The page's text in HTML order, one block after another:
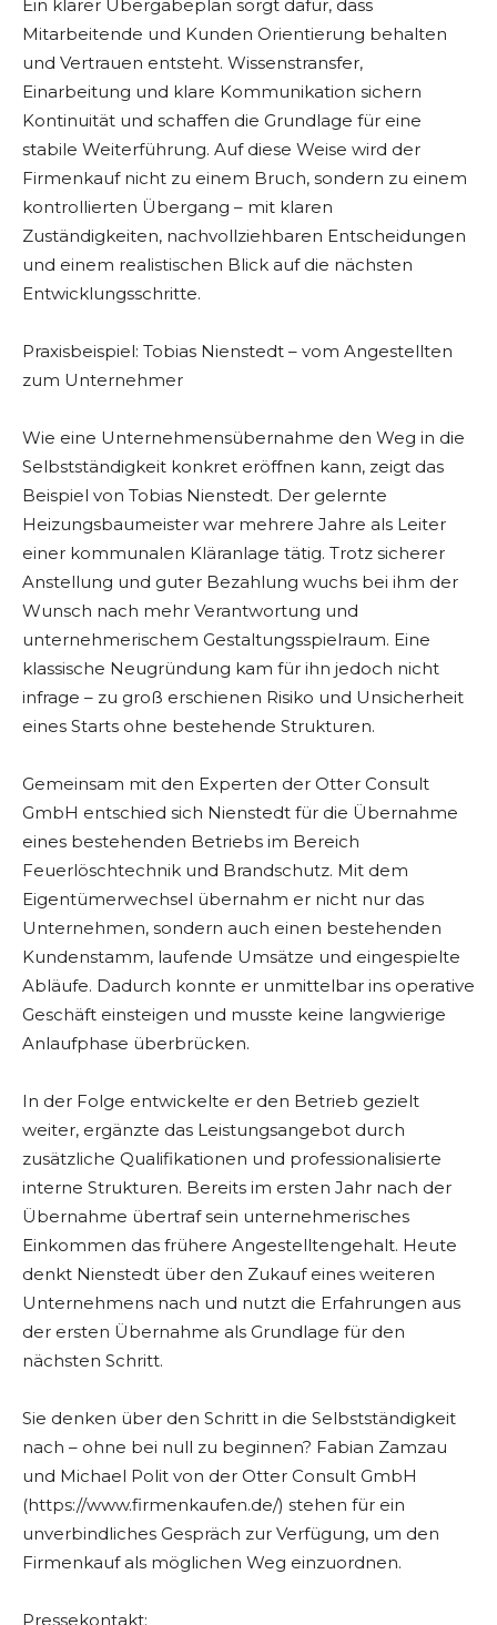
Ein klarer Übergabeplan sorgt dafür, dass
Mitarbeitende und Kunden Orientierung behalten
und Vertrauen entsteht. Wissenstransfer,
Einarbeitung und klare Kommunikation sichern
Kontinuität und schaffen die Grundlage für eine
stabile Weiterführung. Auf diese Weise wird der
Firmenkauf nicht zu einem Bruch, sondern zu einem
kontrollierten Übergang – mit klaren
Zuständigkeiten, nachvollziehbaren Entscheidungen
und einem realistischen Blick auf die nächsten
Entwicklungsschritte.
Praxisbeispiel: Tobias Nienstedt – vom Angestellten
zum Unternehmer
Wie eine Unternehmensübernahme den Weg in die
Selbstständigkeit konkret eröffnen kann, zeigt das
Beispiel von Tobias Nienstedt. Der gelernte
Heizungsbaumeister war mehrere Jahre als Leiter
einer kommunalen Kläranlage tätig. Trotz sicherer
Anstellung und guter Bezahlung wuchs bei ihm der
Wunsch nach mehr Verantwortung und
unternehmerischem Gestaltungsspielraum. Eine
klassische Neugründung kam für ihn jedoch nicht
infrage – zu groß erschienen Risiko und Unsicherheit
eines Starts ohne bestehende Strukturen.
Gemeinsam mit den Experten der Otter Consult
GmbH entschied sich Nienstedt für die Übernahme
eines bestehenden Betriebs im Bereich
Feuerlöschtechnik und Brandschutz. Mit dem
Eigentümerwechsel übernahm er nicht nur das
Unternehmen, sondern auch einen bestehenden
Kundenstamm, laufende Umsätze und eingespielte
Abläufe. Dadurch konnte er unmittelbar ins operative
Geschäft einsteigen und musste keine langwierige
Anlaufphase überbrücken.
In der Folge entwickelte er den Betrieb gezielt
weiter, ergänzte das Leistungsangebot durch
zusätzliche Qualifikationen und professionalisierte
interne Strukturen. Bereits im ersten Jahr nach der
Übernahme übertraf sein unternehmerisches
Einkommen das frühere Angestelltengehalt. Heute
denkt Nienstedt über den Zukauf eines weiteren
Unternehmens nach und nutzt die Erfahrungen aus
der ersten Übernahme als Grundlage für den
nächsten Schritt.
Sie denken über den Schritt in die Selbstständigkeit
nach – ohne bei null zu beginnen? Fabian Zamzau
und Michael Polit von der Otter Consult GmbH
(https://www.firmenkaufen.de/) stehen für ein
unverbindliches Gespräch zur Verfügung, um den
Firmenkauf als möglichen Weg einzuordnen.
Pressekontakt: